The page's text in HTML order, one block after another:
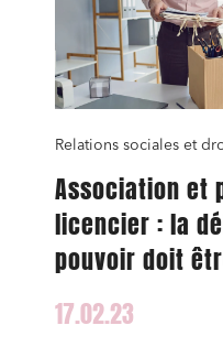
Relations sociales et
Association et
licencier : la
pouvoir doit
17.02.23